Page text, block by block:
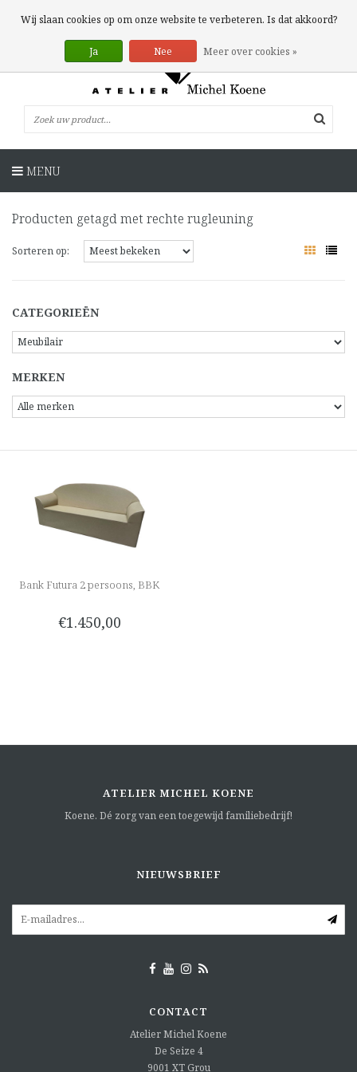
0 Artikelen
MENU
Producten getagd met rechte rugleuning
Sorteren op:
CATEGORIEËN
MERKEN
Bank Futura 2 persoons, BBK
€1.450,00
ATELIER MICHEL KOENE
Koene. Dé zorg van een toegewijd familiebedrijf!
NIEUWSBRIEF
CONTACT
Atelier Michel Koene
De Seize 4
9001 XT Grou
Wij slaan cookies op om onze website te verbeteren. Is dat akkoord?
Ja Nee Meer over cookies »